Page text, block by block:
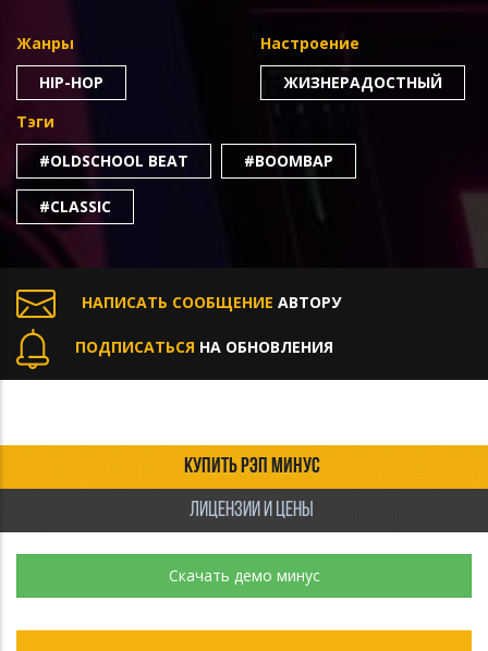
Жанры
HIP-HOP
Настроение
ЖИЗНЕРАДОСТНЫЙ
Тэги
#OLDSCHOOL BEAT
#BOOMBAP
#CLASSIC
НАПИСАТЬ СООБЩЕНИЕ АВТОРУ
ПОДПИСАТЬСЯ НА ОБНОВЛЕНИЯ
КУПИТЬ РЭП МИНУС
ЛИЦЕНЗИИ И ЦЕНЫ
Скачать демо минус